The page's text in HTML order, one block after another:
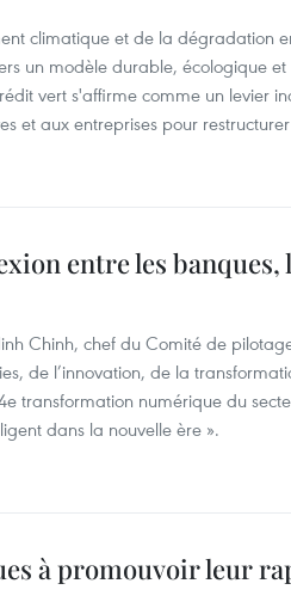
climatique et de la dégradation
un modèle durable, écologique
vert s'affirme comme un levier
et aux entreprises pour
entre les banques,
Chinh, chef du Comité de
de l’innovation, de la
transformation numérique du
dans la nouvelle ère ».
à promouvoir leur